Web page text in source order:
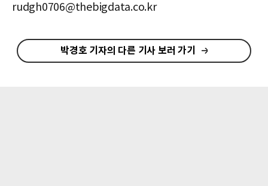
rudgh0706@thebigdata.co.kr
박경호 기자의 다른 기사 보러 가기